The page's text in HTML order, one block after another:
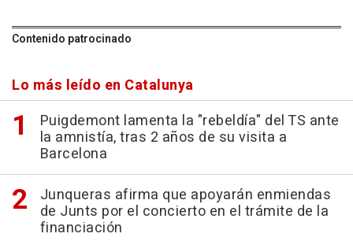
Contenido patrocinado
Lo más leído en Catalunya
Puigdemont lamenta la "rebeldía" del TS ante
la amnistía, tras 2 años de su visita a
Barcelona
Junqueras afirma que apoyarán enmiendas
de Junts por el concierto en el trámite de la
financiación